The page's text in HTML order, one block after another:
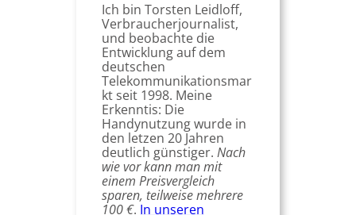
Ich bin Torsten Leidloff,
Verbraucherjournalist,
und beobachte die
Entwicklung auf dem
deutschen
Telekommunikationsmar
kt seit 1998. Meine
Erkenntis: Die
Handynutzung wurde in
den letzen 20 Jahren
deutlich günstiger. Nach
wie vor kann man mit
einem Preisvergleich
sparen, teilweise mehrere
100 €. In unseren